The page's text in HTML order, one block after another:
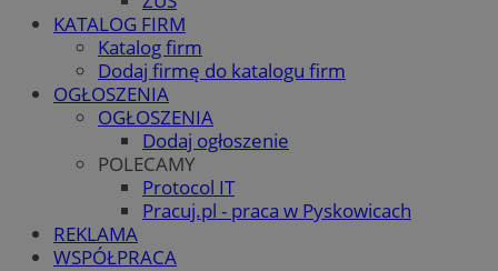
KATALOG FIRM
Katalog firm
Dodaj firmę do katalogu firm
OGŁOSZENIA
OGŁOSZENIA
Dodaj ogłoszenie
POLECAMY
Protocol IT
Pracuj.pl - praca w Pyskowicach
REKLAMA
WSPÓŁPRACA